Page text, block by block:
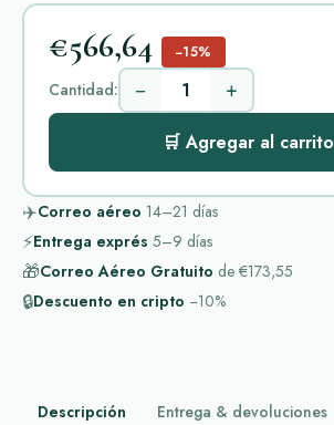
€566,64 −15%
Cantidad: − +
🛒 Agregar al carrito
✈️Correo aéreo 14–21 días
⚡Entrega exprés 5–9 días
🎁Correo Aéreo Gratuito de €173,55
🔒Descuento en cripto −10%
Descripción Entrega & devoluciones